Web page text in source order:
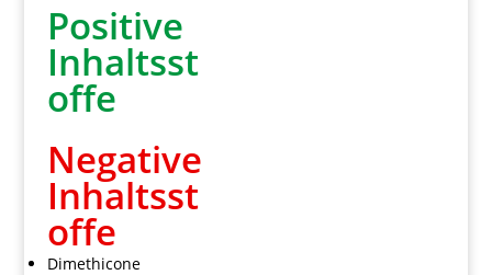
Positive
Inhaltsst
offe
Negative
Inhaltsst
offe
Dimethicone